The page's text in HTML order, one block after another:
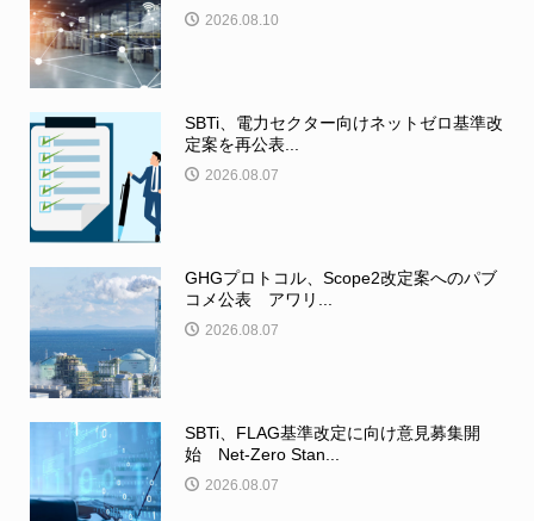
2026.08.10
SBTi、電力セクター向けネットゼロ基準改
定案を再公表...
2026.08.07
GHGプロトコル、Scope2改定案へのパブ
コメ公表 アワリ...
2026.08.07
SBTi、FLAG基準改定に向け意見募集開
始 Net-Zero Stan...
2026.08.07